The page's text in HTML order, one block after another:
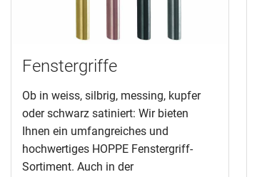
Fenstergriffe
Ob in weiss, silbrig, messing, kupfer
oder schwarz satiniert: Wir bieten
Ihnen ein umfangreiches und
hochwertiges HOPPE Fenstergriff-
Sortiment. Auch in der